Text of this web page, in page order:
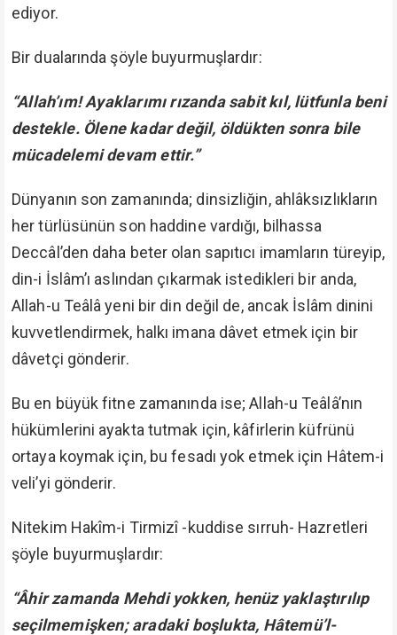
ediyor.
Bir dualarında şöyle buyurmuşlardır:
“Allah’ım! Ayaklarımı rızanda sabit kıl, lütfunla beni
destekle. Ölene kadar değil, öldükten sonra bile
mücadelemi devam ettir.”
Dünyanın son zamanında; dinsizliğin, ahlâksızlıkların
her türlüsünün son haddine vardığı, bilhassa
Deccâl’den daha beter olan sapıtıcı imamların türeyip,
din-i İslâm’ı aslından çıkarmak istedikleri bir anda,
Allah-u Teâlâ yeni bir din değil de, ancak İslâm dinini
kuvvetlendirmek, halkı imana dâvet etmek için bir
dâvetçi gönderir.
Bu en büyük fitne zamanında ise; Allah-u Teâlâ’nın
hükümlerini ayakta tutmak için, kâfirlerin küfrünü
ortaya koymak için, bu fesadı yok etmek için Hâtem-i
veli’yi gönderir.
Nitekim Hakîm-i Tirmizî -kuddise sırruh- Hazretleri
şöyle buyurmuşlardır:
“Âhir zamanda Mehdi yokken, henüz yaklaştırılıp
seçilmemişken; aradaki boşlukta, Hâtemü’l-